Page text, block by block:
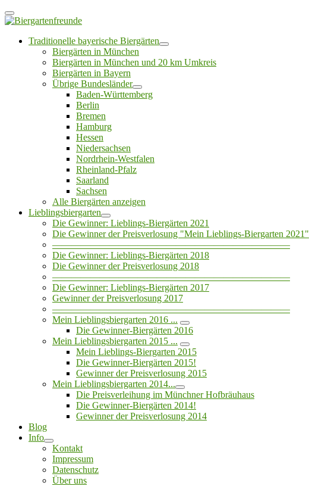
Traditionelle bayerische Biergärten
Biergärten in München
Biergärten in München und 20 km Umkreis
Biergärten in Bayern
Übrige Bundesländer
Baden-Württemberg
Berlin
Bremen
Hamburg
Hessen
Niedersachsen
Nordrhein-Westfalen
Rheinland-Pfalz
Saarland
Sachsen
Alle Biergärten anzeigen
Lieblingsbiergarten
Die Gewinner: Lieblings-Biergärten 2021
Die Gewinner der Preisverlosung "Mein Lieblings-Biergarten 2021"
—————————————————————————
Die Gewinner: Lieblings-Biergärten 2018
Die Gewinner der Preisverlosung 2018
—————————————————————————
Die Gewinner: Lieblings-Biergärten 2017
Gewinner der Preisverlosung 2017
—————————————————————————
Mein Lieblingsbiergarten 2016 ...
Die Gewinner-Biergärten 2016
Mein Lieblingsbiergarten 2015 ...
Mein Lieblings-Biergarten 2015
Die Gewinner-Biergärten 2015!
Gewinner der Preisverlosung 2015
Mein Lieblingsbiergarten 2014...
Die Preisverleihung im Münchner Hofbräuhaus
Die Gewinner-Biergärten 2014!
Gewinner der Preisverlosung 2014
Blog
Info
Kontakt
Impressum
Datenschutz
Über uns